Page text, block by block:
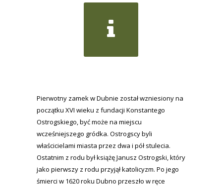
Pierwotny zamek w Dubnie został wzniesiony na
początku XVI wieku z fundacji Konstantego
Ostrogskiego, być może na miejscu
wcześniejszego gródka. Ostrogscy byli
właścicielami miasta przez dwa i pół stulecia.
Ostatnim z rodu był książę Janusz Ostrogski, który
jako pierwszy z rodu przyjął katolicyzm. Po jego
śmierci w 1620 roku Dubno przeszło w ręce